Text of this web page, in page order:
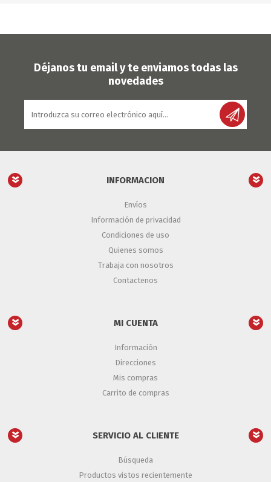
Déjanos tu email y te enviamos todas las
novedades
INFORMACION
Envíos
Información de privacidad
Condiciones de uso
Quienes somos
Trabaja con nosotros
Contactenos
MI CUENTA
Información
Direcciones
Mis compras
Carrito de compras
SERVICIO AL CLIENTE
Búsqueda
Productos vistos recientemente